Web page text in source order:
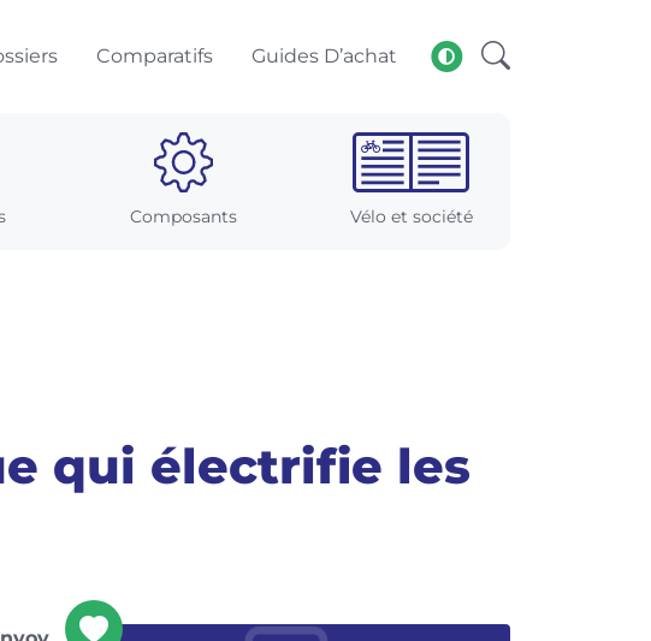
Comparatifs Guides D’achat
Composants Vélo et société
qui électrifie les